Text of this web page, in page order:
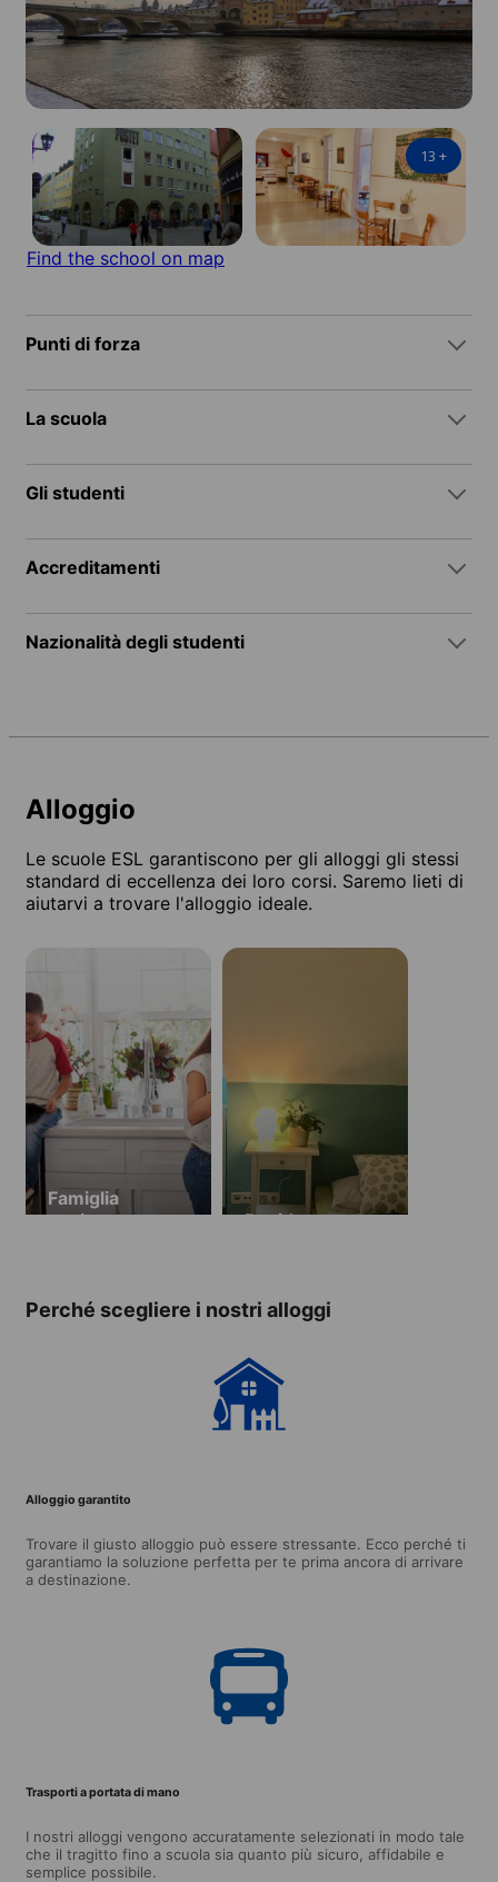
13 +
Find the school on map
Punti di forza
La scuola
Gli studenti
Accreditamenti
Nazionalità degli studenti
Alloggio
Le scuole ESL garantiscono per gli alloggi gli stessi
standard di eccellenza dei loro corsi. Saremo lieti di
aiutarvi a trovare l'alloggio ideale.
Famiglia
ospitante
Residence
Perché scegliere i nostri alloggi
Alloggio garantito
Trovare il giusto alloggio può essere stressante. Ecco perché ti
garantiamo la soluzione perfetta per te prima ancora di arrivare
a destinazione.
Trasporti a portata di mano
I nostri alloggi vengono accuratamente selezionati in modo tale
che il tragitto fino a scuola sia quanto più sicuro, affidabile e
semplice possibile.